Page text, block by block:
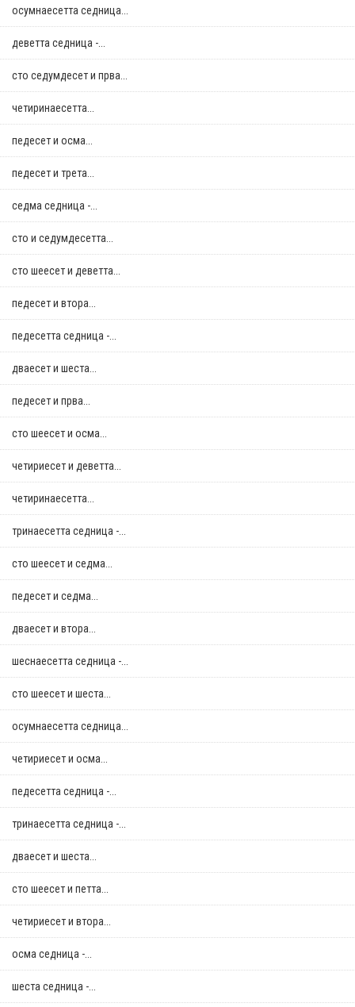
осумнaесетта седница...
деветта седница -...
сто седумдесет и прва...
четиринаесетта...
педесет и осма...
педесет и трета...
седма седница -...
сто и седумдесетта...
сто шеесет и деветта...
педесет и втора...
педесетта седница -...
дваесет и шеста...
педесет и прва...
сто шеесет и осма...
четириесет и деветта...
четиринаесетта...
тринаесетта седница -...
сто шеесет и седма...
педесет и седма...
дваесет и втора...
шеснаесетта седница -...
сто шеесет и шеста...
осумнaесетта седница...
четириесет и осма...
педесетта седница -...
тринаесетта седница -...
дваесет и шеста...
сто шеесет и петта...
четириесет и втора...
осма седница -...
шеста седница -...